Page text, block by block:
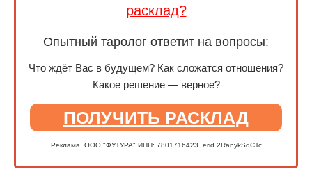
расклад?
Опытный таролог ответит на вопросы:
Что ждёт Вас в будущем? Как сложатся отношения?
Какое решение — верное?
ПОЛУЧИТЬ РАСКЛАД
Реклама. ООО "ФУТУРА" ИНН: 7801716423. erid 2RanykSqCTc